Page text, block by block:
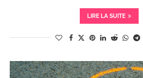
LIRE LA SUITE